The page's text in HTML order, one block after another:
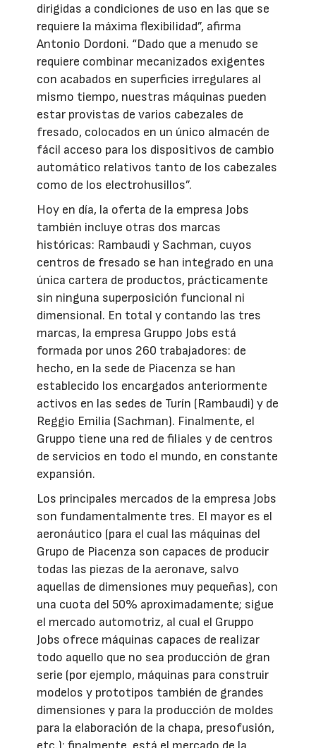
dirigidas a condiciones de uso en las que se
requiere la máxima flexibilidad”, afirma
Antonio Dordoni. “Dado que a menudo se
requiere combinar mecanizados exigentes
con acabados en superficies irregulares al
mismo tiempo, nuestras máquinas pueden
estar provistas de varios cabezales de
fresado, colocados en un único almacén de
fácil acceso para los dispositivos de cambio
automático relativos tanto de los cabezales
como de los electrohusillos”.
Hoy en día, la oferta de la empresa Jobs
también incluye otras dos marcas
históricas: Rambaudi y Sachman, cuyos
centros de fresado se han integrado en una
única cartera de productos, prácticamente
sin ninguna superposición funcional ni
dimensional. En total y contando las tres
marcas, la empresa Gruppo Jobs está
formada por unos 260 trabajadores: de
hecho, en la sede de Piacenza se han
establecido los encargados anteriormente
activos en las sedes de Turín (Rambaudi) y de
Reggio Emilia (Sachman). Finalmente, el
Gruppo tiene una red de filiales y de centros
de servicios en todo el mundo, en constante
expansión.
Los principales mercados de la empresa Jobs
son fundamentalmente tres. El mayor es el
aeronáutico (para el cual las máquinas del
Grupo de Piacenza son capaces de producir
todas las piezas de la aeronave, salvo
aquellas de dimensiones muy pequeñas), con
una cuota del 50% aproximadamente; sigue
el mercado automotriz, al cual el Gruppo
Jobs ofrece máquinas capaces de realizar
todo aquello que no sea producción de gran
serie (por ejemplo, máquinas para construir
modelos y prototipos también de grandes
dimensiones y para la producción de moldes
para la elaboración de la chapa, presofusión,